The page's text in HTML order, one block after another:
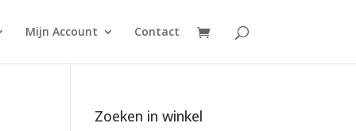
Mijn Account Contact
Zoeken in winkel